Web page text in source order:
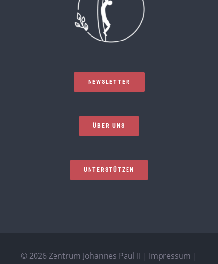
NEWSLETTER
ÜBER UNS
UNTERSTÜTZEN
© 2026 Zentrum Johannes Paul II | Impressum |